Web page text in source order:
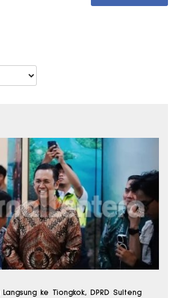
ke Tiongkok, DPRD Sulteng